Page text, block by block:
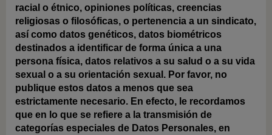
racial o étnico, opiniones políticas, creencias
religiosas o filosóficas, o pertenencia a un sindicato,
así como datos genéticos, datos biométricos
destinados a identificar de forma única a una
persona física, datos relativos a su salud o a su vida
sexual o a su orientación sexual. Por favor, no
publique estos datos a menos que sea
estrictamente necesario. En efecto, le recordamos
que en lo que se refiere a la transmisión de
categorías especiales de Datos Personales, en